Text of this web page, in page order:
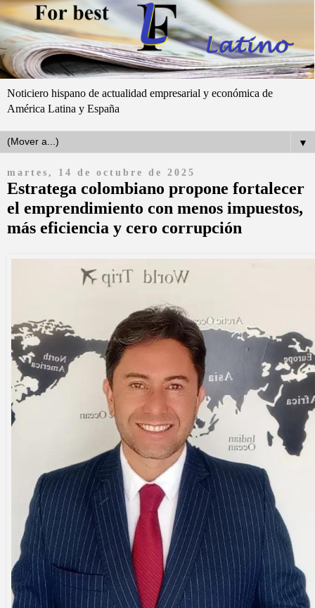
Noticiero hispano de actualidad empresarial y económica de
América Latina y España
▼
martes, 14 de octubre de 2025
Estratega colombiano propone fortalecer
el emprendimiento con menos impuestos,
más eficiencia y cero corrupción